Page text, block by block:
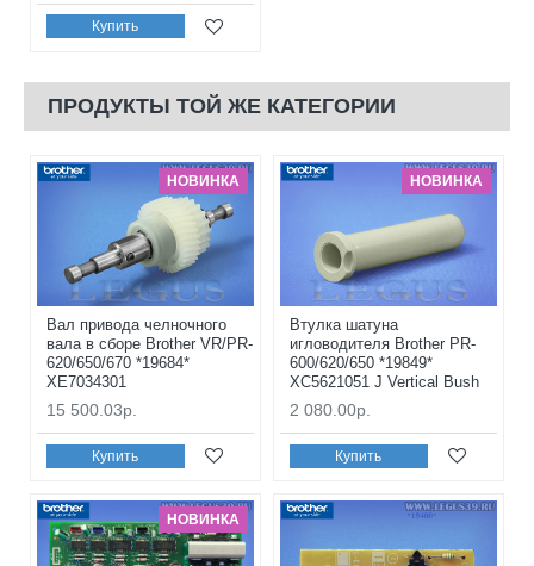
Купить
ПРОДУКТЫ ТОЙ ЖЕ КАТЕГОРИИ
НОВИНКА
Вал привода челночного
вала в сборе Brother VR/PR-
620/650/670 *19684*
XE7034301
15 500.03р.
Купить
НОВИНКА
Втулка шатуна
игловодителя Brother PR-
600/620/650 *19849*
XC5621051 J Vertical Bush
2 080.00р.
Купить
НОВИНКА